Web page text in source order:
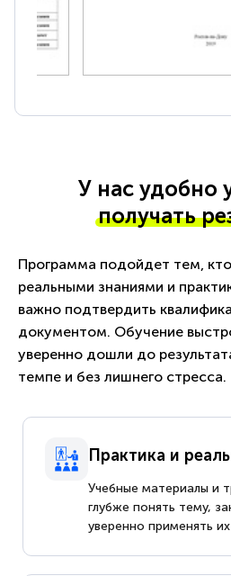
У нас удобно
получать
Программа подойдет тем,
реальными знаниями и
важно подтвердить
документом. Обучение
уверенно дошли до
темпе и без лишнего стресса.
Практика и
Учебные материалы и
глубже понять тему,
уверенно применять